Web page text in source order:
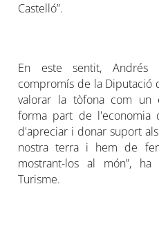
Castelló”.
En este sentit, Andrés
compromís de la Diputació
valorar la tòfona com un
forma part de l'economia
d'apreciar i donar suport
nostra terra i hem de
mostrant-los al món”,
Turisme.